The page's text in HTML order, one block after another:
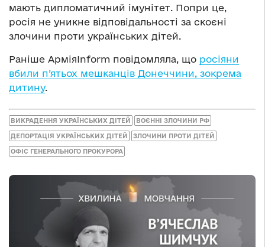
мають дипломатичний імунітет. Попри це,
росія не уникне відповідальності за скоєні
злочини проти українських дітей.
Раніше АрміяInform повідомляла, що росіяни
вбили п’ятьох мешканців Донеччини, зокрема
дитину.
ВИКРАДЕННЯ УКРАЇНСЬКИХ ДІТЕЙ ВОЄННІ ЗЛОЧИНИ РФ
ДЕПОРТАЦІЯ УКРАЇНСЬКИХ ДІТЕЙ ЗЛОЧИНИ ПРОТИ ДІТЕЙ
ОФІС ГЕНЕРАЛЬНОГО ПРОКУРОРА